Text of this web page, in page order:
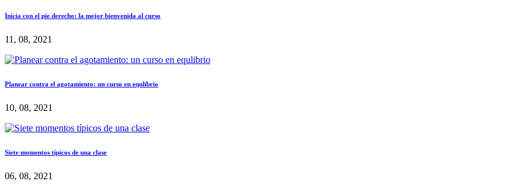
Inicia con el pie derecho: la mejor bienvenida al curso
11, 08, 2021
Planear contra el agotamiento: un curso en equlibrio
10, 08, 2021
Siete momentos típicos de una clase
06, 08, 2021